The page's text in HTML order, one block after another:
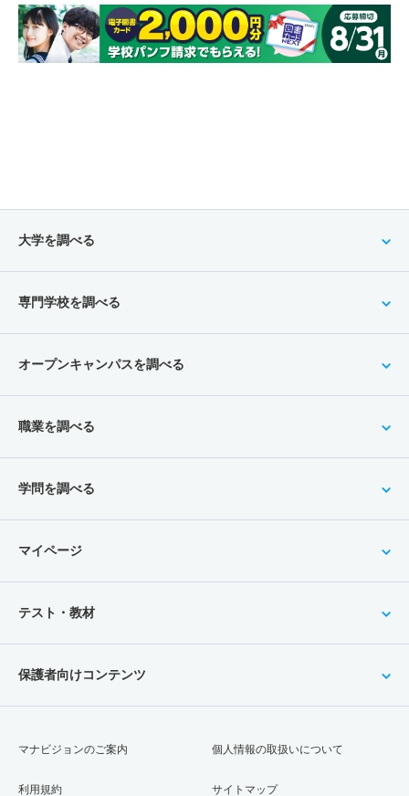
大学を調べる
専門学校を調べる
オープンキャンパスを調べる
職業を調べる
学問を調べる
マイページ
テスト・教材
保護者向けコンテンツ
マナビジョンのご案内
利用規約
個人情報の取扱いについて
サイトマップ